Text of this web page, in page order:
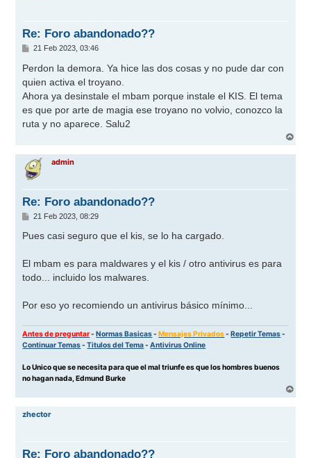
Re: Foro abandonado??
M
n
a
j
e
21 Feb 2023, 03:46
Perdon la demora. Ya hice las dos cosas y no pude dar con
quien activa el troyano.
Ahora ya desinstale el mbam porque instale el KIS. El tema
es que por arte de magia ese troyano no volvio, conozco la
ruta y no aparece. Salu2
r
admin
Re: Foro abandonado??
M
n
j
e
21 Feb 2023, 08:29
Pues casi seguro que el kis, se lo ha cargado.
El mbam es para maldwares y el kis / otro antivirus es para
todo... incluido los malwares.
Por eso yo recomiendo un antivirus básico mínimo...
Antes de preguntar-Normas Basicas-Mensajes Privados-Repetir Temas-
Continuar Temas-Titulos del Tema-Antivirus Online
Lo Unico que se necesita para que el mal triunfe es que los hombres buenos
no hagan nada, Edmund Burke
r
zhector
Re: Foro abandonado??